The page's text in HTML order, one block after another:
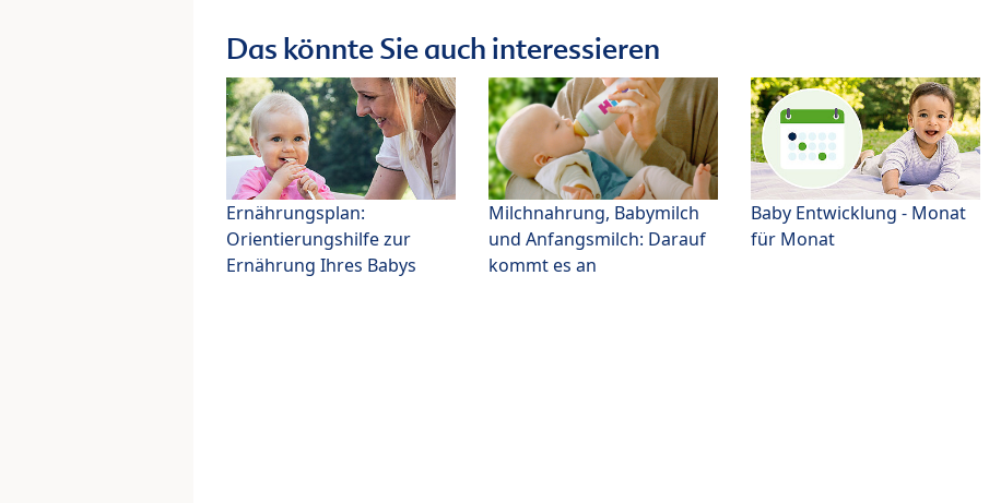
Das könnte Sie auch interessieren
Ernährungsplan:
Orientierungshilfe zur
Ernährung Ihres Babys
Milchnahrung, Babymilch
und Anfangsmilch: Darauf
kommt es an
Baby Entwicklung - Monat
für Monat